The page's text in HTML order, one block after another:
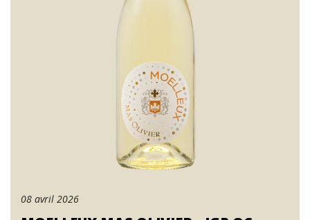
08 avril 2026